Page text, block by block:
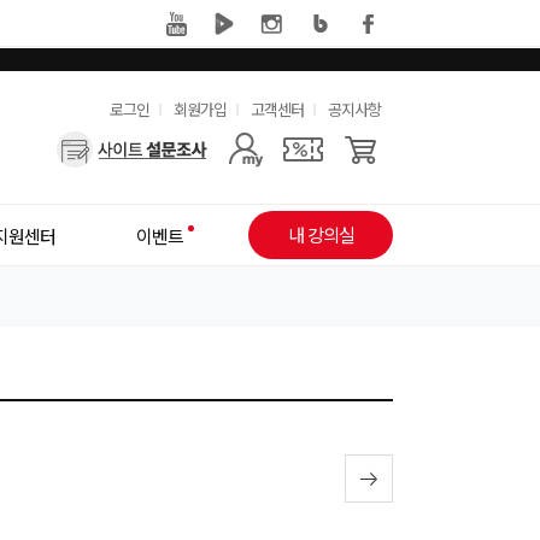
유
용
로그인 회원가입 고객센터 공지사항
사
원센터 이벤트 내 강의실